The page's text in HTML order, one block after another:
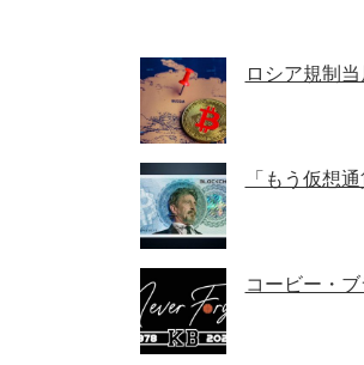
ロシア規制
「もう仮想
コービー・